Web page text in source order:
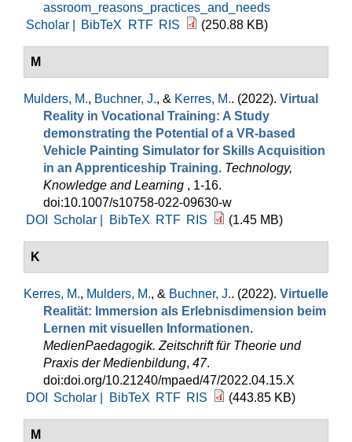
assroom_reasons_practices_and_needs
Scholar |
BibTeX RTF RIS (250.88 KB)
M
Mulders, M., Buchner, J., & Kerres, M.. (2022). Virtual
Reality in Vocational Training: A Study
demonstrating the Potential of a VR-based
Vehicle Painting Simulator for Skills Acquisition
in an Apprenticeship Training. Technology,
Knowledge and Learning , 1-16.
doi:10.1007/s10758-022-09630-w
DOI
Scholar | BibTeX RTF RIS (1.45 MB)
K
Kerres, M., Mulders, M., & Buchner, J.. (2022). Virtuelle
Realität: Immersion als Erlebnisdimension beim
Lernen mit visuellen Informationen.
MedienPaedagogik. Zeitschrift für Theorie und
Praxis der Medienbildung, 47.
doi:doi.org/10.21240/mpaed/47/2022.04.15.X
DOI
Scholar | BibTeX RTF RIS (443.85 KB)
M